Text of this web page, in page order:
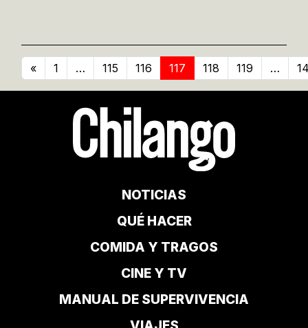
« 1 … 115 116 117 118 119 …
NOTICIAS
QUÉ HACER
COMIDA Y TRAGOS
CINE Y TV
MANUAL DE SUPERVIVENCIA